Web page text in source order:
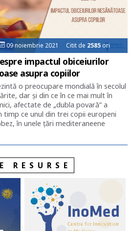
09 noiembrie 2021 Citit de 2585 ori
impactul obiceiurilor
asupra copiilor
o preocupare mondială în secolul
dar și din ce în ce mai mult în
afectate de „dubla povară” a
timp ce unul din trei copii europeni
în unele țări mediteraneene
RESURSE